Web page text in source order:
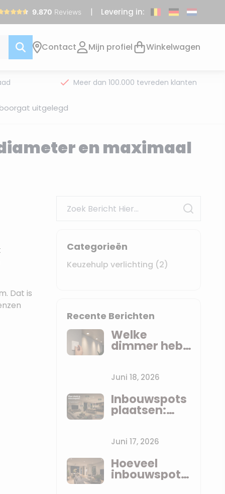
Levering in:
Contact Mijn profiel Winkelwagen
Meer dan 100.000 tevreden klanten
uitgelegd
en maximaal
Dat is
Search
Categorieën
Keuzehulp verlichting (2)
Recente Berichten
Welke
dimmer heb
inbouwspots?
jargon
Juni 18, 2026
Inbouwspots
plaatsen:
waar zet je
praktijkregels
Juni 17, 2026
Hoeveel
inbouwspots
heb ik nodig?